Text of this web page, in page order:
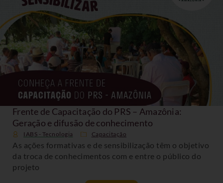
Frente de Capacitação do PRS – Amazônia:
Geração e difusão de conhecimento
IABS - Tecnologia Capacitação
As ações formativas e de sensibilização têm o objetivo
da troca de conhecimentos com e entre o público do
projeto